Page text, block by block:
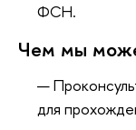
ФСН.
Чем мы
для